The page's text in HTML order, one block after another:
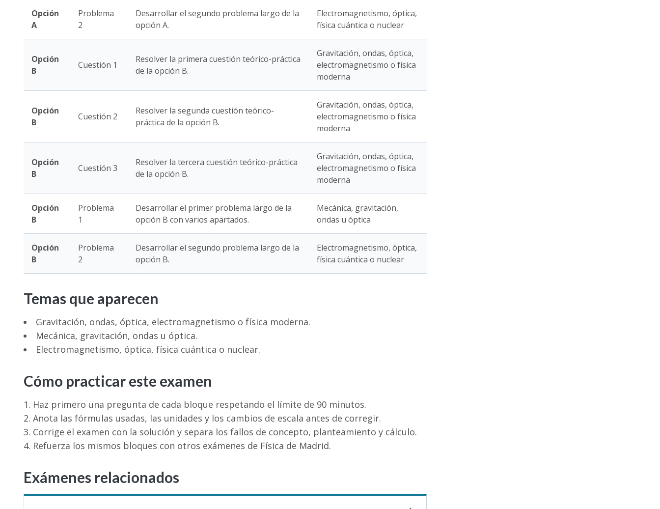
Opción
A
Problema
2
Desarrollar el segundo problema largo de la
opción A.
Electromagnetismo, óptica,
física cuántica o nuclear
Opción
B
Cuestión 1
Resolver la primera cuestión teórico-práctica
de la opción B.
Gravitación, ondas, óptica,
electromagnetismo o física
moderna
Opción
B
Cuestión 2
Resolver la segunda cuestión teórico-
práctica de la opción B.
Gravitación, ondas, óptica,
electromagnetismo o física
moderna
Opción
B
Cuestión 3
Resolver la tercera cuestión teórico-práctica
de la opción B.
Gravitación, ondas, óptica,
electromagnetismo o física
moderna
Opción
B
Problema
1
Desarrollar el primer problema largo de la
opción B con varios apartados.
Mecánica, gravitación,
ondas u óptica
Opción
B
Problema
2
Desarrollar el segundo problema largo de la
opción B.
Electromagnetismo, óptica,
física cuántica o nuclear
Temas que aparecen
Gravitación, ondas, óptica, electromagnetismo o física moderna.
Mecánica, gravitación, ondas u óptica.
Electromagnetismo, óptica, física cuántica o nuclear.
Cómo practicar este examen
Haz primero una pregunta de cada bloque respetando el límite de 90 minutos.
Anota las fórmulas usadas, las unidades y los cambios de escala antes de corregir.
Corrige el examen con la solución y separa los fallos de concepto, planteamiento y cálculo.
Refuerza los mismos bloques con otros exámenes de Física de Madrid.
Exámenes relacionados